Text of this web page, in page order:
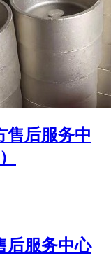
售后服务中
后服务中心